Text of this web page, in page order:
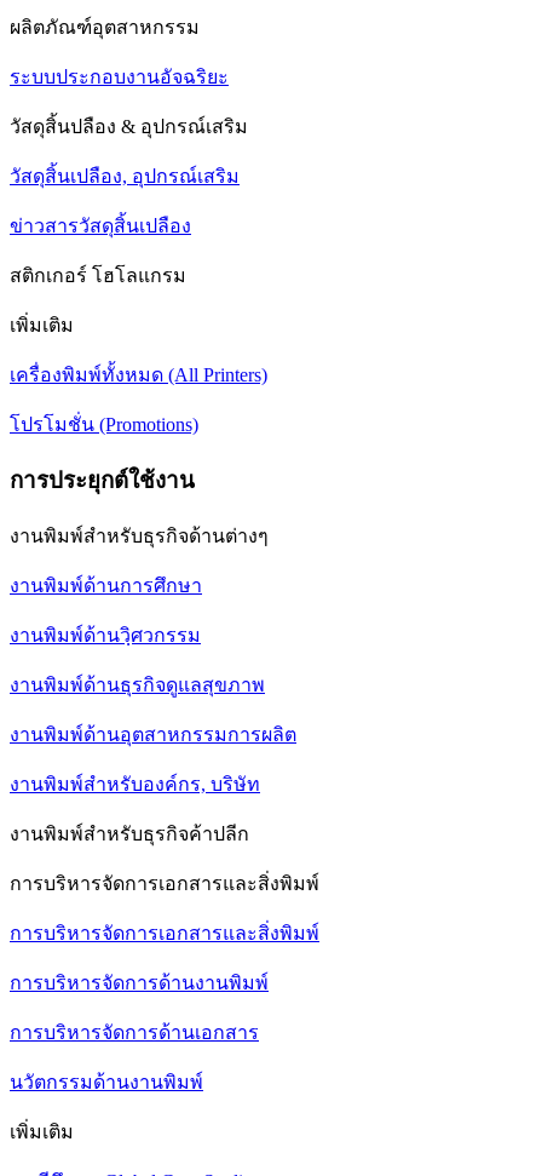
ผลิตภัณฑ์อุตสาหกรรม
ระบบประกอบงานอัจฉริยะ
วัสดุสิ้นปลือง & อุปกรณ์เสริม
วัสดุสิ้นเปลือง, อุปกรณ์เสริม
ข่าวสารวัสดุสิ้นเปลือง
สติกเกอร์ โฮโลแกรม
เพิ่มเติม
เครื่องพิมพ์ทั้งหมด (All Printers)
โปรโมชั่น (Promotions)
การประยุกต์ใช้งาน
งานพิมพ์สำหรับธุรกิจด้านต่างๆ
งานพิมพ์ด้านการศึกษา
งานพิมพ์ด้านวฺิศวกรรม
งานพิมพ์ด้านธุรกิจดูแลสุขภาพ
งานพิมพ์ด้านอุตสาหกรรมการผลิต
งานพิมพ์สำหรับองค์กร, บริษัท
งานพิมพ์สำหรับธุรกิจค้าปลีก
การบริหารจัดการเอกสารและสิ่งพิมพ์
การบริหารจัดการเอกสารและสิ่งพิมพ์
การบริหารจัดการด้านงานพิมพ์
การบริหารจัดการด้านเอกสาร
นวัตกรรมด้านงานพิมพ์
เพิ่มเติม